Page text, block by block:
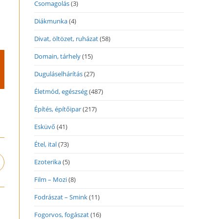
Csomagolás(3)
Diákmunka(4)
Divat, öltözet, ruházat(58)
Domain, tárhely(15)
Duguláselhárítás(27)
Életmód, egészség(487)
Építés, építőipar(217)
Esküvő (41)
Étel, ital(73)
Ezoterika(5)
Film – Mozi(8)
Fodrászat – Smink(11)
Fogorvos, fogászat(16)